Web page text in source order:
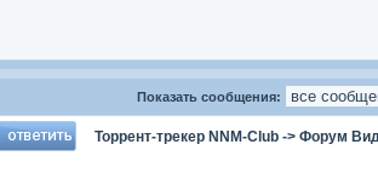
Показать сообщения:
Торрент-трекер NNM-Club -> Форум